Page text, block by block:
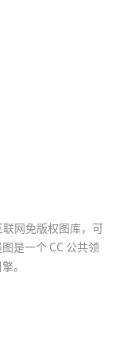
联网免版权图库，可
是一个 CC 公共领
。